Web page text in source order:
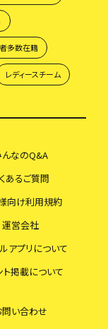
多数在籍
レディースチーム
んなのQ&A
あるご質問
向け利用規約
運営会社
アプリについて
ト掲載について
問い合わせ